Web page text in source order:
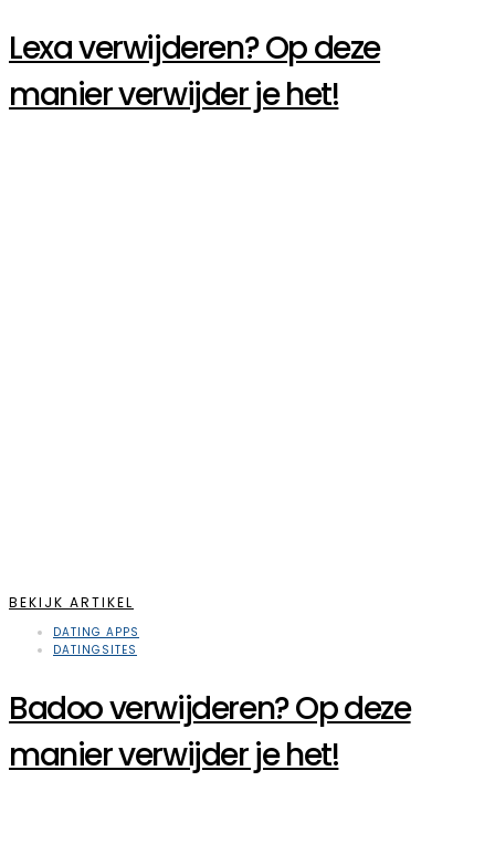
Lexa verwijderen? Op deze
manier verwijder je het!
BEKIJK ARTIKEL
DATING APPS
DATINGSITES
Badoo verwijderen? Op deze
manier verwijder je het!